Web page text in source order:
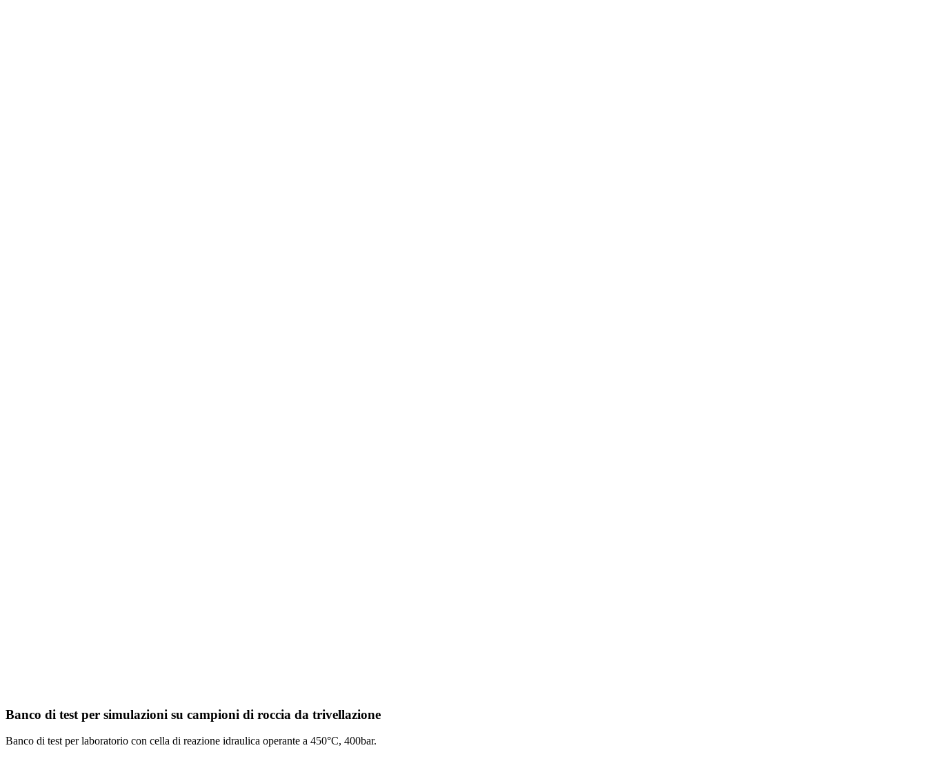
Banco di test per simulazioni su campioni di roccia da trivellazione
Banco di test per laboratorio con cella di reazione idraulica operante a 450°C, 400bar.